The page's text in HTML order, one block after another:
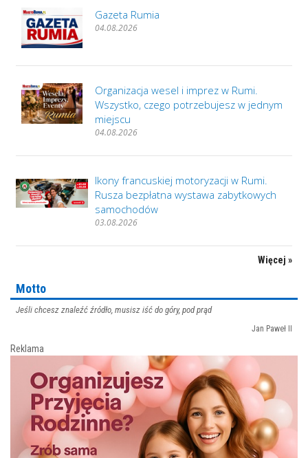
Gazeta Rumia
04.08.2026
Organizacja wesel i imprez w Rumi.
Wszystko, czego potrzebujesz w jednym
miejscu
04.08.2026
Ikony francuskiej motoryzacji w Rumi.
Rusza bezpłatna wystawa zabytkowych
samochodów
03.08.2026
Więcej »
Motto
Jeśli chcesz znaleźć źródło, musisz iść do góry, pod prąd
Jan Paweł II
Reklama